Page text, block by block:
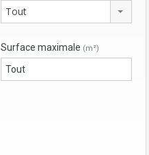
Tout
Surface maximale (m²)